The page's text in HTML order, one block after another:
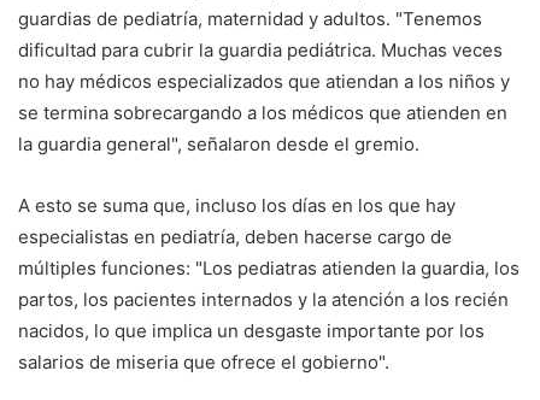
guardias de pediatría, maternidad y adultos. "Tenemos
dificultad para cubrir la guardia pediátrica. Muchas veces
no hay médicos especializados que atiendan a los niños y
se termina sobrecargando a los médicos que atienden en
la guardia general", señalaron desde el gremio.
A esto se suma que, incluso los días en los que hay
especialistas en pediatría, deben hacerse cargo de
múltiples funciones: "Los pediatras atienden la guardia, los
partos, los pacientes internados y la atención a los recién
nacidos, lo que implica un desgaste importante por los
salarios de miseria que ofrece el gobierno".